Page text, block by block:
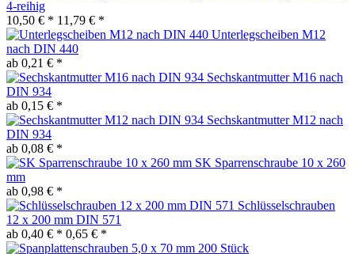
4-reihig
10,50 € * 11,79 € *
Unterlegscheiben M12
nach DIN 440
ab 0,21 € *
Sechskantmutter M16 nach
DIN 934
ab 0,15 € *
Sechskantmutter M12 nach
DIN 934
ab 0,08 € *
SK Sparrenschraube 10 x 260
mm
ab 0,98 € *
Schlüsselschrauben
12 x 200 mm DIN 571
ab 0,40 € * 0,65 € *